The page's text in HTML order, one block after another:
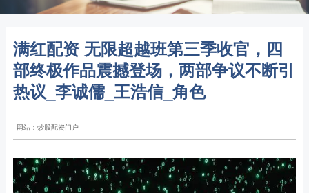
满红配资 无限超越班第三季收官，四
部终极作品震撼登场，两部争议不断引
热议_李诚儒_王浩信_角色
网站：炒股配资门户